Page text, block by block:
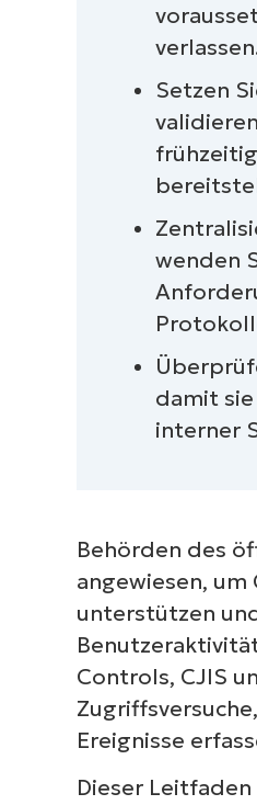
Quick-Start
Ein starkes
aufbauen
Setzen
wenden
damit
interner
Behörden des
angewiesen,
unterstützen
Controls, CJIS
Ereignisse
Dieser